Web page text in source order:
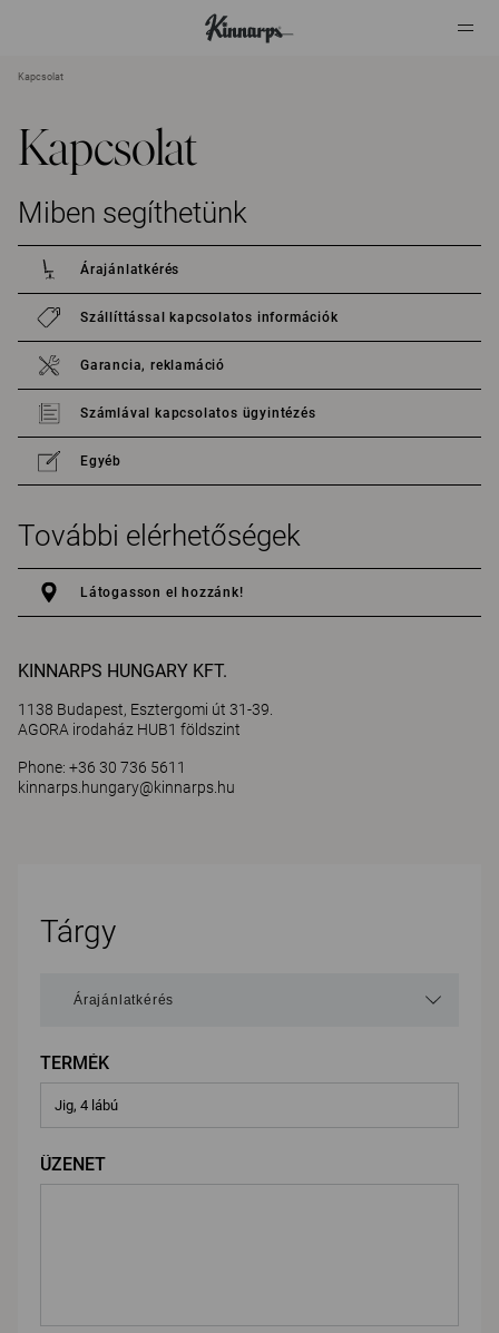
Kapcsolat
Kapcsolat
Miben segíthetünk
Árajánlatkérés
Szállíttással kapcsolatos információk
Garancia, reklamáció
Számlával kapcsolatos ügyintézés
Egyéb
További elérhetőségek
Látogasson el hozzánk!
KINNARPS HUNGARY KFT.
1138 Budapest, Esztergomi út 31-39.
AGORA irodaház HUB1 földszint
Phone: +36 30 736 5611
kinnarps.hungary@kinnarps.hu
Tárgy
TERMÉK
ÜZENET